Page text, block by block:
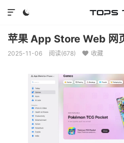


苹果 App Store Web 网
2025-11-06 阅读(678)  收藏